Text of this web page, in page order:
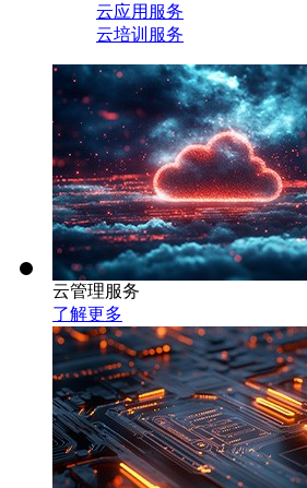
云应用服务
云培训服务
云管理服务
了解更多